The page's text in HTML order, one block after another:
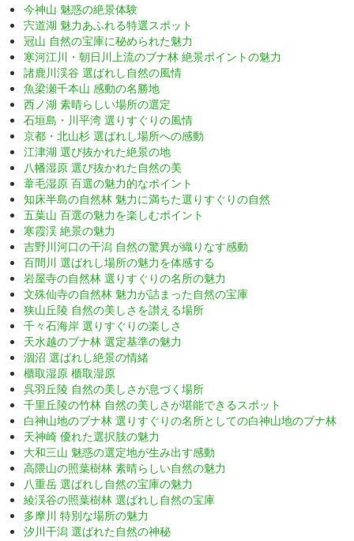
今神山 魅惑の絶景体験
宍道湖 魅力あふれる特選スポット
冠山 自然の宝庫に秘められた魅力
寒河江川・朝日川上流のブナ林 絶景ポイントの魅力
諸鹿川渓谷 選ばれし自然の風情
魚梁瀬千本山 感動の名勝地
西ノ湖 素晴らしい場所の選定
石垣島・川平湾 選りすぐりの風情
京都・北山杉 選ばれし場所への感動
江津湖 選び抜かれた絶景の地
八幡湿原 選び抜かれた自然の美
葦毛湿原 百選の魅力的なポイント
知床半島の自然林 魅力に満ちた選りすぐりの自然
五葉山 百選の魅力を楽しむポイント
寒霞渓 絶景の魅力
吉野川河口の干潟 自然の驚異が織りなす感動
百間川 選ばれし場所の魅力を体感する
岩屋寺の自然林 選りすぐりの名所の魅力
文殊仙寺の自然林 魅力が詰まった自然の宝庫
狭山丘陵 自然の美しさを讃える場所
千々石海岸 選りすぐりの楽しさ
天水越のブナ林 選定基準の魅力
涸沼 選ばれし絶景の情緒
櫃取湿原 櫃取湿原
呉羽丘陵 自然の美しさが息づく場所
千里丘陵の竹林 自然の美しさが堪能できるスポット
白神山地のブナ林 選りすぐりの名所としての白神山地のブナ林
天神崎 優れた選択肢の魅力
大和三山 魅惑の選定地が生み出す感動
高隈山の照葉樹林 素晴らしい自然の魅力
八重岳 選ばれし自然の宝庫の魅力
綾渓谷の照葉樹林 選ばれし自然の宝庫
多摩川 特別な場所の魅力
汐川干潟 選ばれた自然の神秘